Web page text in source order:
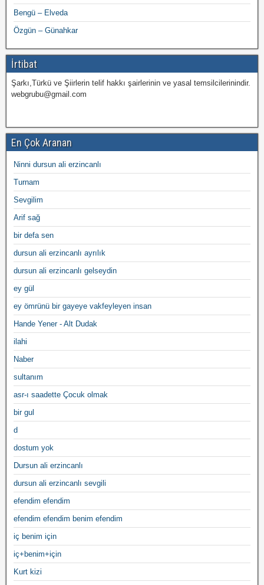
Bengü – Elveda
Özgün – Günahkar
İrtibat
Şarkı,Türkü ve Şiirlerin telif hakkı şairlerinin ve yasal temsilcilerinindir.
webgrubu@gmail.com
En Çok Aranan
Ninni dursun ali erzincanlı
Turnam
Sevgilim
Arif sağ
bir defa sen
dursun ali erzincanlı ayrılık
dursun ali erzincanlı gelseydin
ey gül
ey ömrünü bir gayeye vakfeyleyen insan
Hande Yener - Alt Dudak
ilahi
Naber
sultanım
asr-ı saadette Çocuk olmak
bir gul
d
dostum yok
Dursun ali erzincanlı
dursun ali erzincanlı sevgili
efendim efendim
efendim efendim benim efendim
iç benim için
iç+benim+için
Kurt kizi